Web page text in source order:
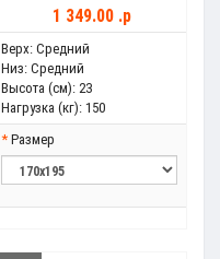
1 349.00 .p
Верх: Средний
Низ: Средний
Высота (см): 23
Нагрузка (кг): 150
Размер